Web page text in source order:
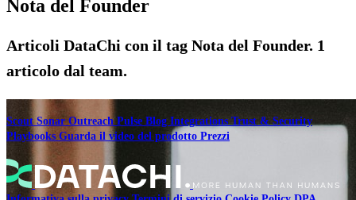
Nota del Founder
Articoli DataChi con il tag Nota del Founder. 1
articolo dal team.
Scout SonarOutreach Pulse Blog Integrations Trust & Security
PlaybooksGuarda il video del prodotto Prezzi